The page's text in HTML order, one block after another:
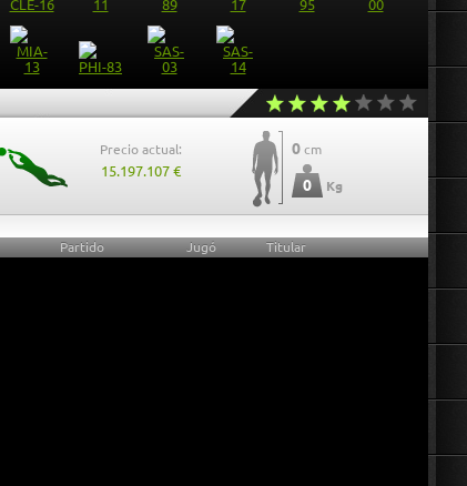
Precio actual:
15.197.107 €
0 cm
0 Kg
Partido Jugó Titular